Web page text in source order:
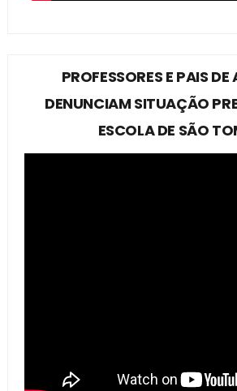
PROFESSORES E PAIS DE
DENUNCIAM SITUAÇÃO
ESCOLA DE SÃO